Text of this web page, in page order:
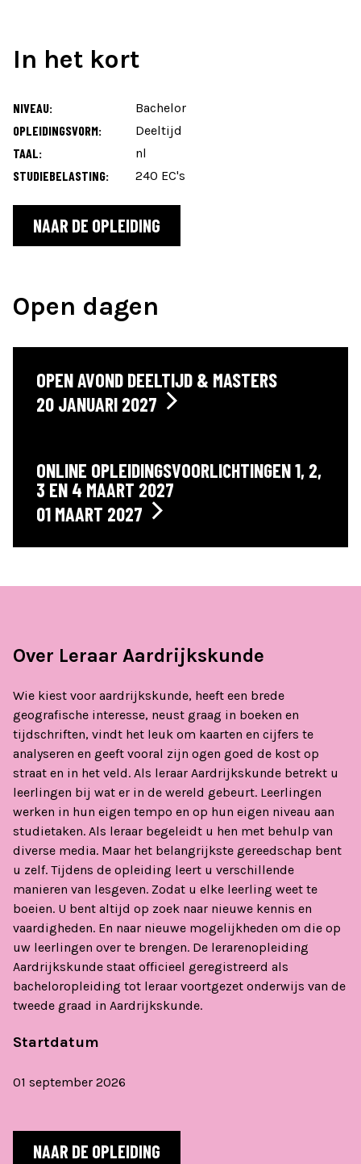
In het kort
NIVEAU:
Bachelor
OPLEIDINGSVORM:
Deeltijd
TAAL:
nl
STUDIEBELASTING:
240 EC's
NAAR DE OPLEIDING
Open dagen
OPEN AVOND DEELTIJD & MASTERS
20 JANUARI 2027
ONLINE OPLEIDINGSVOORLICHTINGEN 1, 2,
3 EN 4 MAART 2027
01 MAART 2027
Over Leraar Aardrijkskunde
Wie kiest voor aardrijkskunde, heeft een brede
geografische interesse, neust graag in boeken en
tijdschriften, vindt het leuk om kaarten en cijfers te
analyseren en geeft vooral zijn ogen goed de kost op
straat en in het veld. Als leraar Aardrijkskunde betrekt u
leerlingen bij wat er in de wereld gebeurt. Leerlingen
werken in hun eigen tempo en op hun eigen niveau aan
studietaken. Als leraar begeleidt u hen met behulp van
diverse media. Maar het belangrijkste gereedschap bent
u zelf. Tijdens de opleiding leert u verschillende
manieren van lesgeven. Zodat u elke leerling weet te
boeien. U bent altijd op zoek naar nieuwe kennis en
vaardigheden. En naar nieuwe mogelijkheden om die op
uw leerlingen over te brengen. De lerarenopleiding
Aardrijkskunde staat officieel geregistreerd als
bacheloropleiding tot leraar voortgezet onderwijs van de
tweede graad in Aardrijkskunde.
Startdatum
01 september 2026
NAAR DE OPLEIDING